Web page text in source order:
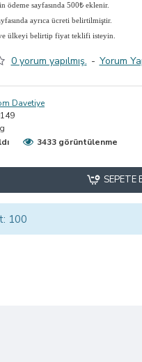
ödeme sayfasında 500₺ eklenir.
ayrıca ücreti belirtilmiştir.
ülkeyi belirtip fiyat teklifi isteyin.
0 yorum yapılmış. - Yorum
Davetiye
3433 görüntülenme
SEPETE
100